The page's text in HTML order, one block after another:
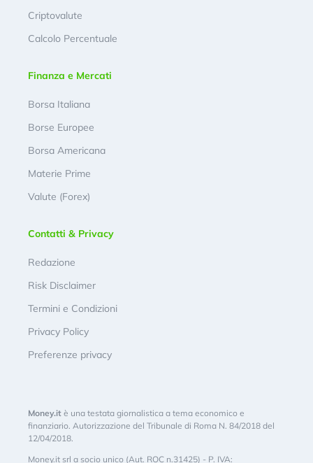
Criptovalute
Calcolo Percentuale
Finanza e Mercati
Borsa Italiana
Borse Europee
Borsa Americana
Materie Prime
Valute (Forex)
Contatti & Privacy
Redazione
Risk Disclaimer
Termini e Condizioni
Privacy Policy
Preferenze privacy
Money.it è una testata giornalistica a tema economico e
finanziario. Autorizzazione del Tribunale di Roma N. 84/2018 del
12/04/2018.
Money.it srl a socio unico (Aut. ROC n.31425) - P. IVA: